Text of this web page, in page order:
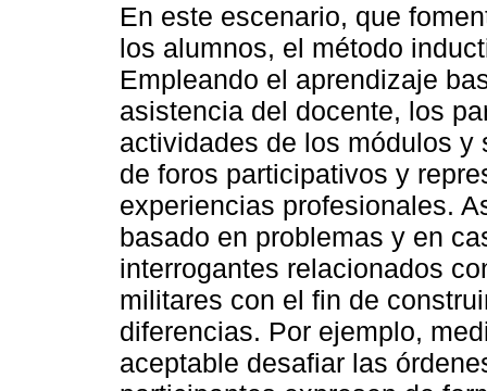
En este escenario, que
los alumnos, el método
Empleando el aprendizaje
asistencia del docente, los
actividades de los módulos
de foros participativos y
experiencias profesionales.
basado en problemas y en
interrogantes relacionados
militares con el fin de
diferencias. Por ejemplo,
aceptable desafiar las